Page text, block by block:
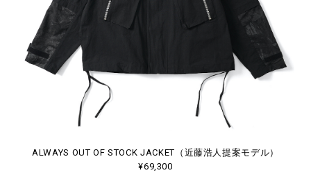
ALWAYS OUT OF STOCK JACKET（近藤浩人提案モデル）
¥69,300